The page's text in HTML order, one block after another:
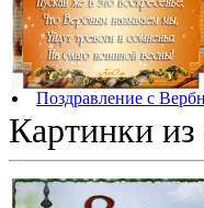
Поздравление с
Картинки из